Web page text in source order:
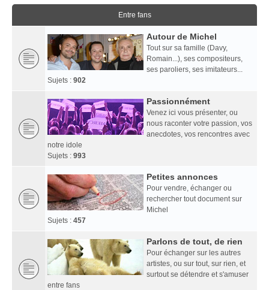
Entre fans
Autour de Michel
Tout sur sa famille (Davy,
Romain...), ses compositeurs,
ses paroliers, ses imitateurs...
Sujets : 902
Passionnément
Venez ici vous présenter, ou
nous raconter votre passion, vos
anecdotes, vos rencontres avec
notre idole
Sujets : 993
Petites annonces
Pour vendre, échanger ou
rechercher tout document sur
Michel
Sujets : 457
Parlons de tout, de rien
Pour échanger sur les autres
artistes, ou sur tout, sur rien, et
surtout se détendre et s'amuser
entre fans